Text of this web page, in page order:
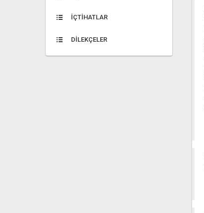
İÇTİHATLAR
DİLEKÇELER